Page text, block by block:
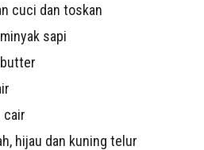
cuci dan toskan
sapi
cair
hijau dan kuning telur